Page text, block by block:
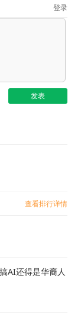
登录
查看排行详情
AI还得是华裔人